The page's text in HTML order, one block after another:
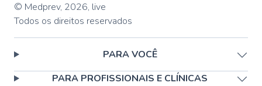
© Medprev, 2026, live
Todos os direitos reservados
PARA VOCÊ
PARA PROFISSIONAIS E CLÍNICAS